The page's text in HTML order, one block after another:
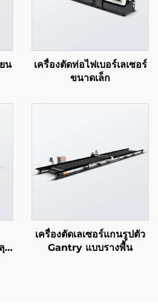
น
เครื่องตัดท่อไฟเบอร์เลเซอร์
ขนาดเล็ก
ม
เครื่องตัดเลเซอร์แกนรูปตัว
Gantry แบบรางพื้น